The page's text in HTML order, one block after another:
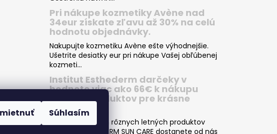
Súhlasím
Pri nákupe kozmetiky Avène nad
34eur získate zľavu až 30% na celú
hodnotu objednávky.
Nakupujte kozmetiku Avène ešte výhodnejšie.
Ušetrite desiatky eur pri nákupe Vašej obľúbenej
kozmeti...
Institut Esthederm darčeky v
hodnote viac ako 66€ k nákupu
letných produktov pre krásne
opálenie
Pri nákupe dvoch rôznych letných produktov
INSTITUT ESTHEDERM SUN CARE dostanete od nás